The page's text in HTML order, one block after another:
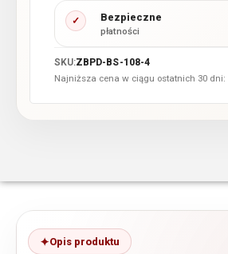
✓ Bezpieczne
płatności
SKU:ZBPD-BS-108-4
Najniższa cena w ciągu ostatnich 30 dni:
Opis produktu